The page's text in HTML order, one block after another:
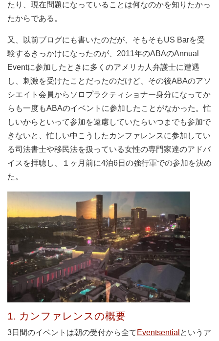
たり、現在問題になっていることは何なのかを知りたかっ
たからである。
又、以前ブログにも書いたのだが、そもそもUS Barを受
験するきっかけになったのが、2011年のABAのAnnual
Eventに参加したときに多くのアメリカ人弁護士に遭遇
し、刺激を受けたことだったのだけど、その後ABAのアソ
シエイト会員からソロプラクティショナー身分になってか
らも一度もABAのイベントに参加したことがなかった。忙
しいからといって参加を遠慮していたらいつまでも参加で
きないと、忙しい中こうしたカンファレンスに参加してい
る司法書士や移民法を扱っている女性の専門家達のアドバ
イスを拝聴し、１ヶ月前に4泊6日の強行軍での参加を決め
た。
1. カンファレンスの概要
3日間のイベントは朝の受付から全て Eventsential というア